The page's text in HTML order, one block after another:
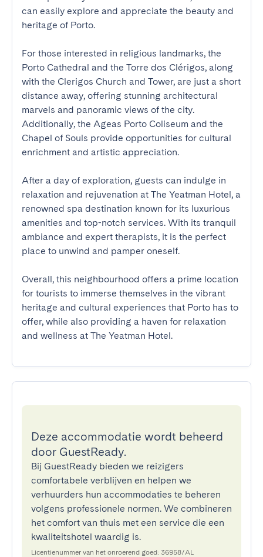
can easily explore and appreciate the beauty and
heritage of Porto.
For those interested in religious landmarks, the
Porto Cathedral and the Torre dos Clérigos, along
with the Clerigos Church and Tower, are just a short
distance away, offering stunning architectural
marvels and panoramic views of the city.
Additionally, the Ageas Porto Coliseum and the
Chapel of Souls provide opportunities for cultural
enrichment and artistic appreciation.
After a day of exploration, guests can indulge in
relaxation and rejuvenation at The Yeatman Hotel, a
renowned spa destination known for its luxurious
amenities and top-notch services. With its tranquil
ambiance and expert therapists, it is the perfect
place to unwind and pamper oneself.
Overall, this neighbourhood offers a prime location
for tourists to immerse themselves in the vibrant
heritage and cultural experiences that Porto has to
offer, while also providing a haven for relaxation
and wellness at The Yeatman Hotel.
Deze accommodatie wordt beheerd
door GuestReady.
Bij GuestReady bieden we reizigers
comfortabele verblijven en helpen we
verhuurders hun accommodaties te beheren
volgens professionele normen. We combineren
het comfort van thuis met een service die een
kwaliteitshotel waardig is.
Licentienummer van het onroerend goed: 36958/AL